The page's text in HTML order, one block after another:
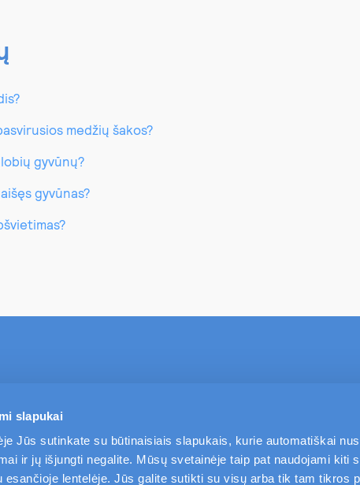
slapukai
Jūs sutinkate su būtinaisiais slapukais, kurie automatiškai
ir jų išjungti negalite. Mūsų svetainėje taip pat naudojami kiti
esančioje lentelėje. Jūs galite sutikti su visų arba tik tam tikros
medžių šakos?
gyvūnų?
gyvūnas?